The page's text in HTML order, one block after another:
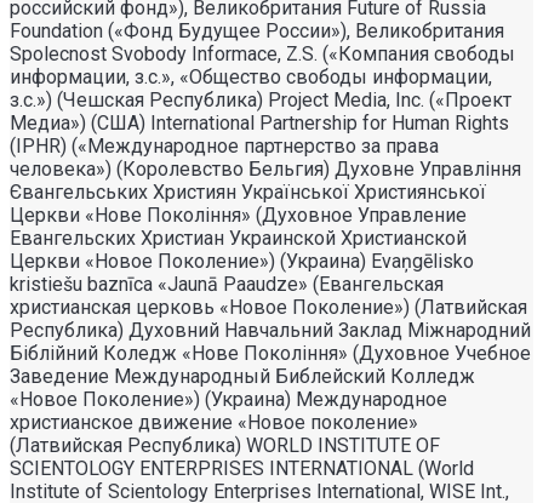
российский фонд»), Великобритания Future of Russia
Foundation («Фонд Будущее России»), Великобритания
Spolecnost Svobody Informace, Z.S. («Компания свободы
информации, з.с.», «Общество свободы информации,
з.с.») (Чешская Республика) Project Media, Inc. («Проект
Медиа») (США) International Partnership for Human Rights
(IPHR) («Международное партнерство за права
человека») (Королевство Бельгия) Духовне Управлiння
Євангельських Християн Української Християнської
Церкви «Нове Поколiння» (Духовное Управление
Евангельских Христиан Украинской Христианской
Церкви «Новое Поколение») (Украина) Evaņgēlisko
kristiešu baznīca «Jaunā Paaudze» (Евангельская
христианская церковь «Новое Поколение») (Латвийская
Республика) Духовний Навчальний Заклад Міжнародний
Біблійний Коледж «Нове Покоління» (Духовное Учебное
Заведение Международный Библейский Колледж
«Новое Поколение») (Украина) Международное
христианское движение «Новое поколение»
(Латвийская Республика) WORLD INSTITUTE OF
SCIENTOLOGY ENTERPRISES INTERNATIONAL (World
Institute of Scientology Enterprises International, WISE Int.,